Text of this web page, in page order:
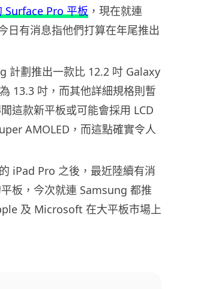
Surface Pro 平板 ，現在就連
日有消息指他們打算在年尾推出
計劃推出一款比 12.2 吋 Galaxy
13.3 吋，而其他詳細規格則暫
這款新平板或可能會採用 LCD
AMOLED，而這點確實令人
iPad Pro 之後，最近陸續有消
板，今次就連 Samsung 都推
及 Microsoft 在大平板市場上